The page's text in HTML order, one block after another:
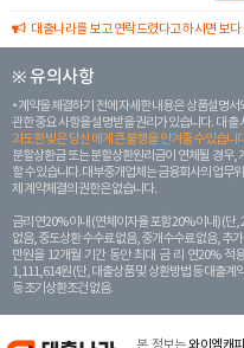
대출나라를 보고 연락드렸다고 하시면 보
※ 유의사항
계약을 체결하기 전에 자세한 내용은 상품설명
관한 중요 사항을 설명받을 권리가 있습니다. 대
과도한 빚은 당신 에게 큰 불행을 안겨줄 수 있습
분할상환금 또는 분할상환원리금이 연체될 경우,
할 수 있습니다. 대부중개업체는 금융회사의 업무
제 계약체결의 권한은 없습니다.
금리 연20% 이내 (연체이자율 포함 20% 이내) (단
없음, 중도상환 수수료 없음, 중개수수료 없음, 추
만원을 12개월 기간 동안 최대 금 리 연20% 적
1,111,614원 (단, 대출상품 및 상환방법 등 대출계
등 조기상환조건 없음.